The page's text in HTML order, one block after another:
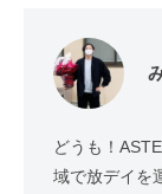
どうも！
域で放デイを